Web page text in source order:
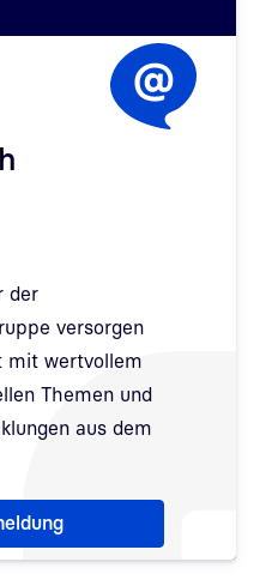
der
versorgen
mit wertvollem
Themen und
aus dem
Newsletter-Anmeldung wurde